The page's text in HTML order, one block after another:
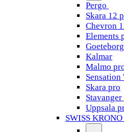
Pergo
Skara 12
Chevron
Elements
Kalmar
Malmo
Skara pro
Stavanger
Uppsala
SWISS KRONO